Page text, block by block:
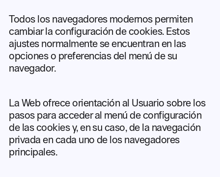
Todos los navegadores modernos permiten
cambiar la configuración de cookies. Estos
ajustes normalmente se encuentran en las
opciones o preferencias del menú de su
navegador.
La Web ofrece orientación al Usuario sobre los
pasos para acceder al menú de configuración
de las cookies y, en su caso, de la navegación
privada en cada uno de los navegadores
principales.